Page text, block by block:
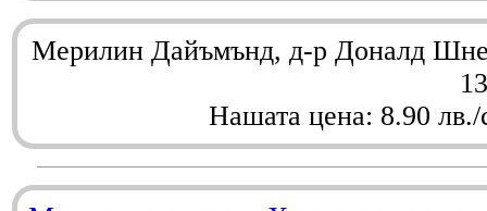
Мерилин Дайъмънд, д-р Доналд
Нашата цена: 8.90 лв./